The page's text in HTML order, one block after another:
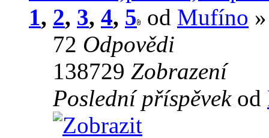
1, 2, 3, 4, 5 od Mufíno
72 Odpovědi
138729 Zobrazení
Poslední příspěvek od